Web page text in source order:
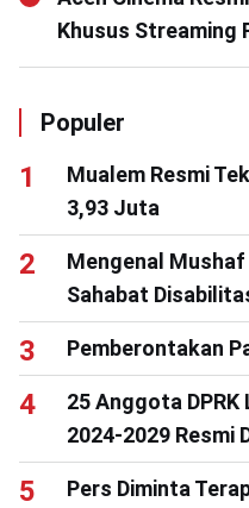
Khusus Streaming
Populer
Mualem Resmi
3,93 Juta
Mengenal
Sahabat
Pemberontakan
25 Anggota
2024-2029 Resmi
Pers Diminta